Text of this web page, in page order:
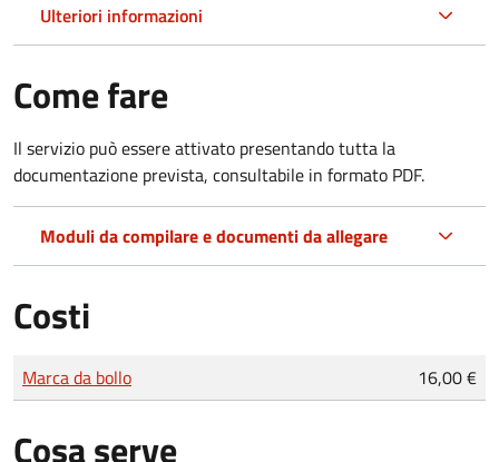
Ulteriori informazioni
Come fare
Il servizio può essere attivato presentando tutta la
documentazione prevista, consultabile in formato PDF.
Moduli da compilare e documenti da allegare
Costi
Tipo di pagamento
Importo
Marca da bollo 16,00 €
Cosa serve